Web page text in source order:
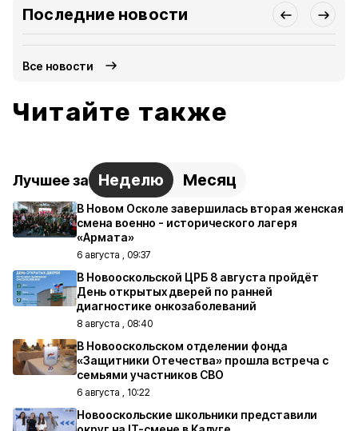
Последние новости
Все новости
Читайте также
Лучшее за Неделю Месяц
В Новом Осколе завершилась вторая женская
смена военно - исторического лагеря
«Армата»
6 августа , 09:37
В Новооскольской ЦРБ 8 августа пройдёт
День открытых дверей по ранней
диагностике онкозаболеваний
8 августа , 08:40
В Новооскольском отделении фонда
«Защитники Отечества» прошла встреча с
семьями участников СВО
6 августа , 10:22
Новооскольские школьники представили